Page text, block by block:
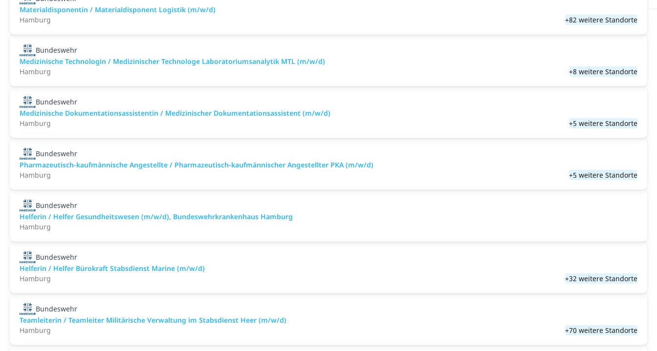
Materialdisponentin / Materialdisponent Logistik (m/w/d)
Hamburg
+82 weitere Standorte
Bundeswehr
Medizinische Technologin / Medizinischer Technologe Laboratoriumsanalytik MTL (m/w/d)
Hamburg
+8 weitere Standorte
Bundeswehr
Medizinische Dokumentationsassistentin / Medizinischer Dokumentationsassistent (m/w/d)
Hamburg
+5 weitere Standorte
Bundeswehr
Pharmazeutisch-kaufmännische Angestellte / Pharmazeutisch-kaufmännischer Angestellter PKA (m/w/d)
Hamburg
+5 weitere Standorte
Bundeswehr
Helferin / Helfer Gesundheitswesen (m/w/d), Bundeswehrkrankenhaus Hamburg
Hamburg
Bundeswehr
Helferin / Helfer Bürokraft Stabsdienst Marine (m/w/d)
Hamburg
+32 weitere Standorte
Bundeswehr
Teamleiterin / Teamleiter Militärische Verwaltung im Stabsdienst Heer (m/w/d)
Hamburg
+70 weitere Standorte